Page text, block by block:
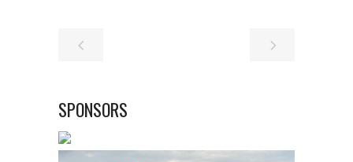
SPONSORS